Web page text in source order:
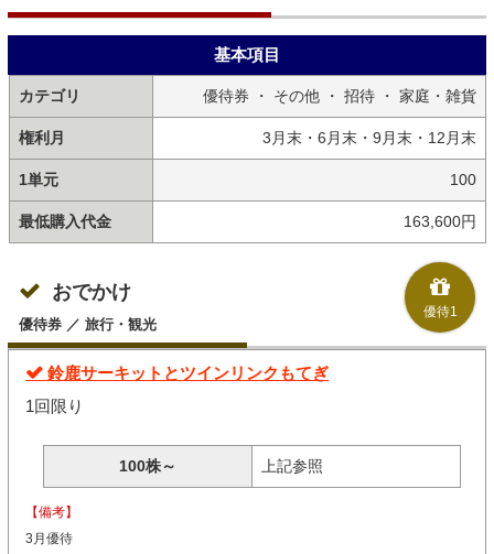
基本項目
カテゴリ 優待券 ・ その他 ・ 招待 ・ 家庭・雑貨
権利月 3月末・6月末・9月末・12月末
1単元 100
最低購入代金 163,600円
優待1
おでかけ
優待券 ／ 旅行・観光
鈴鹿サーキットとツインリンクもてぎ
1回限り
100株～ 上記参照
【備考】
3月優待